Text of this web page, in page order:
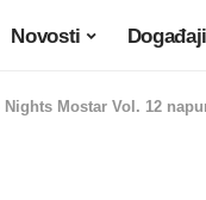
Novosti Događaji
Nights Mostar Vol. 12